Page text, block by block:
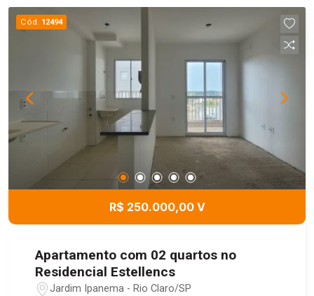
Cód. 12494
R$ 250.000,00 V
Apartamento com 02 quartos no
Residencial Estellencs
Jardim Ipanema - Rio Claro/SP